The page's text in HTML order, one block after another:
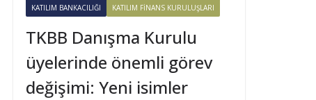
KATILIM BANKACILIĞI KATILIM FINANS KURULUŞLARI
TKBB Danışma Kurulu
üyelerinde önemli görev
değişimi: Yeni isimler